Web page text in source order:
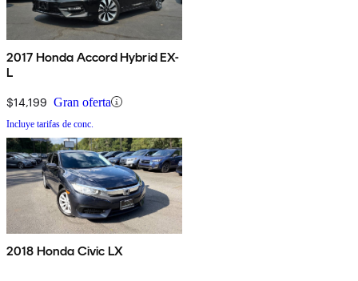
2017 Honda Accord Hybrid EX-
L
$14,199 Gran oferta
Incluye tarifas de conc.
2018 Honda Civic LX